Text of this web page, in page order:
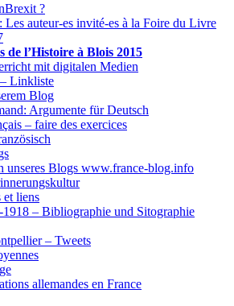
?
auteur-es invité-es à la Foire du Livre
de l’Histoire à Blois 2015
mit digitalen Medien
Linkliste
Blog
Argumente für Deutsch
– faire des exercices
unseres Blogs www.france-blog.info
et liens
1918 – Bibliographie und Sitographie
– Tweets
allemandes en France